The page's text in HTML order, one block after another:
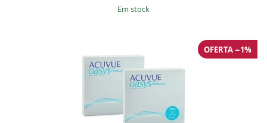
em stock
OFERTA −1%